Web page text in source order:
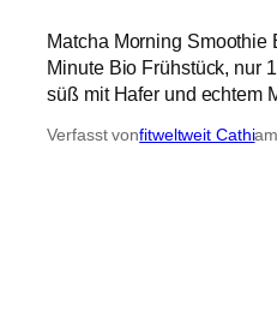
Matcha Morning Smoothie
Minute Bio Frühstück, nur
süß mit Hafer und echtem
Verfasst vonfitweltweit Cathiam